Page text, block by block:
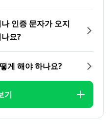
인증 문자가 오지
요?
게 해야 하나요?
기